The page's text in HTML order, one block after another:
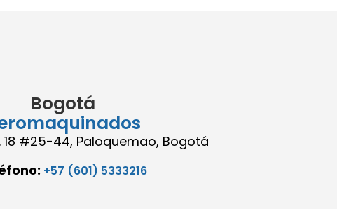
Bogotá
18 #25-44, Paloquemao, Bogotá
+57 (601) 5333216